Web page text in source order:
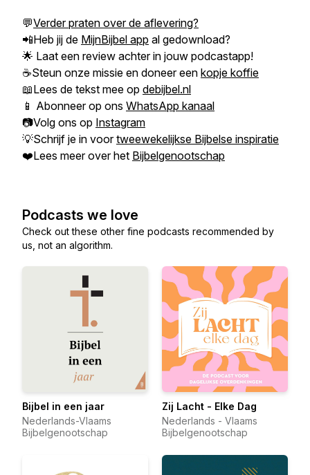
💬Verder praten over de aflevering?
📲Heb jij de MijnBijbel app al gedownload?
🌟 Laat een review achter in jouw podcastapp!
☕Steun onze missie en doneer een kopje koffie
📖Lees de tekst mee op debijbel.nl
📱 Abonneer op ons WhatsApp kanaal
📷Volg ons op Instagram
💡Schrijf je in voortweewekelijkse Bijbelse inspiratie
❤️Lees meer over het Bijbelgenootschap
Podcasts we love
Check out these other fine podcasts recommended by
us, not an algorithm.
Bijbel in een jaar
Nederlands-Vlaams
Bijbelgenootschap
Zij Lacht - Elke Dag
Nederlands - Vlaams
Bijbelgenootschap